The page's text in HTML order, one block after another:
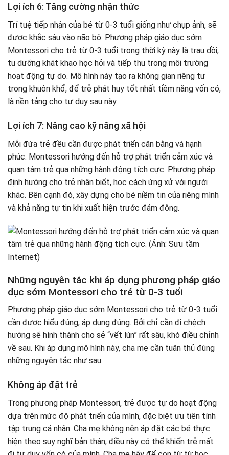
Lợi ích 6: Tăng cường nhận thức
Trí tuệ tiếp nhận của bé từ 0-3 tuổi giống như chụp ảnh, sẽ
được khắc sâu vào não bộ. Phương pháp giáo dục sớm
Montessori cho trẻ từ 0-3 tuổi trong thời kỳ này là trau dồi,
tu dưỡng khát khao học hỏi và tiếp thu trong môi trường
hoạt động tự do. Mô hình này tạo ra không gian riêng tư
trong khuôn khổ, để trẻ phát huy tốt nhất tiềm năng vốn có,
là nền tảng cho tư duy sau này.
Lợi ích 7: Nâng cao kỹ năng xã hội
Mỗi đứa trẻ đều cần được phát triển cân bằng và hạnh
phúc. Montessori hướng đến hỗ trợ phát triển cảm xúc và
quan tâm trẻ qua những hành động tích cực. Phương pháp
định hướng cho trẻ nhận biết, học cách ứng xử với người
khác. Bên cạnh đó, xây dựng cho bé niềm tin của riêng mình
và khả năng tự tin khi xuất hiện trước đám đông.
Những nguyên tắc khi áp dụng phương pháp giáo
dục sớm Montessori cho trẻ từ 0-3 tuổi
Phương pháp giáo dục sớm Montessori cho trẻ từ 0-3 tuổi
cần được hiểu đúng, áp dụng đúng. Bởi chỉ cần đi chệch
hướng sẽ hình thành cho sẻ “vết lún” rất sâu, khó điều chỉnh
về sau. Khi áp dụng mô hình này, cha mẹ cần tuân thủ đúng
những nguyên tắc như sau:
Không áp đặt trẻ
Trong phương pháp Montessori, trẻ được tự do hoạt động
dựa trên mức độ phát triển của mình, đặc biệt ưu tiên tính
tập trung cá nhân. Cha mẹ không nên áp đặt các bé thực
hiện theo suy nghĩ bản thân, điều này có thể khiến trẻ mất